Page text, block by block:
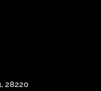
28220